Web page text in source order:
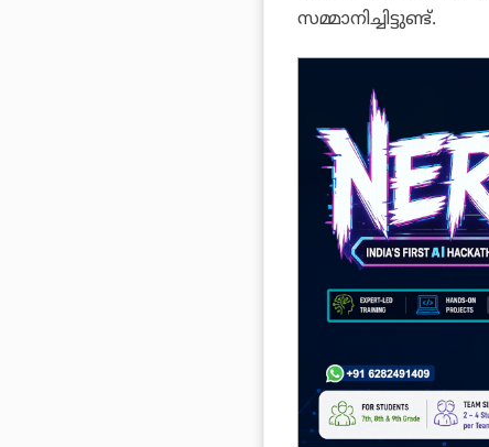
സമ്മാനിച്ചിട്ടുണ്ട്.